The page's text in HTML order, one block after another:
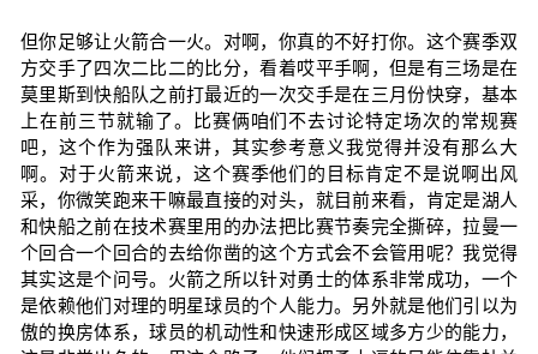
但你足够让火箭合一火。对啊，你真的不好打你。这个赛季双
方交手了四次二比二的比分，看着哎平手啊，但是有三场是在
莫里斯到快船队之前打最近的一次交手是在三月份快穿，基本
上在前三节就输了。比赛俩咱们不去讨论特定场次的常规赛
吧，这个作为强队来讲，其实参考意义我觉得并没有那么大
啊。对于火箭来说，这个赛季他们的目标肯定不是说啊出风
采，你微笑跑来干嘛最直接的对头，就目前来看，肯定是湖人
和快船之前在技术赛里用的办法把比赛节奏完全撕碎，拉曼一
个回合一个回合的去给你凿的这个方式会不会管用呢？我觉得
其实这是个问号。火箭之所以针对勇士的体系非常成功，一个
是依赖他们对理的明星球员的个人能力。另外就是他们引以为
傲的换房体系，球员的机动性和快速形成区域多方少的能力，